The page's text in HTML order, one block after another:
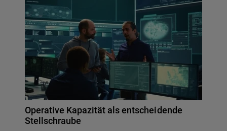
Operative Kapazität als entscheidende
Stellschraube